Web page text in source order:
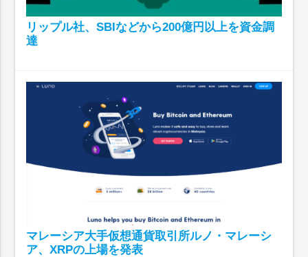
リップル社、SBIなどから200億円以上を資金調
達
マレーシア大手仮想通貨取引所ルノ・マレーシ
ア、XRPの上場を発表